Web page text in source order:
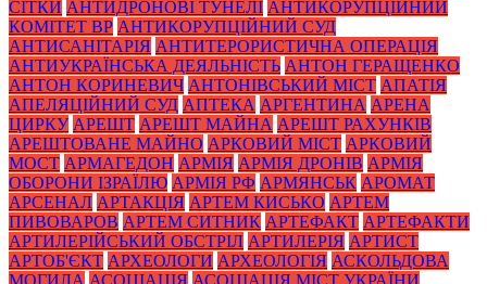
СІТКИ АНТИДРОНОВІ ТУНЕЛІ АНТИКОРУПЦІЙНИЙ
КОМІТЕТ ВР АНТИКОРУПЦІЙНИЙ СУД
АНТИСАНІТАРІЯ АНТИТЕРОРИСТИЧНА ОПЕРАЦІЯ
АНТИУКРАЇНСЬКА ДЕЯЛЬНІСТЬ АНТОН ГЕРАЩЕНКО
АНТОН КОРИНЕВИЧ АНТОНІВСЬКИЙ МІСТ АПАТІЯ
АПЕЛЯЦІЙНИЙ СУД АПТЕКА АРГЕНТИНА АРЕНА
ЦИРКУ АРЕШТ АРЕШТ МАЙНА АРЕШТ РАХУНКІВ
АРЕШТОВАНЕ МАЙНО АРКОВИЙ МІСТ АРКОВИЙ
МОСТ АРМАГЕДОН АРМІЯ АРМІЯ ДРОНІВ АРМІЯ
ОБОРОНИ ІЗРАЇЛЮ АРМІЯ РФ АРМЯНСЬК АРОМАТ
АРСЕНАЛ АРТАКЦІЯ АРТЕМ КИСЬКО АРТЕМ
ПИВОВАРОВ АРТЕМ СИТНИК АРТЕФАКТ АРТЕФАКТИ
АРТИЛЕРІЙСЬКИЙ ОБСТРІЛ АРТИЛЕРІЯ АРТИСТ
АРТОБ'ЄКТ АРХЕОЛОГИ АРХЕОЛОГІЯ АСКОЛЬДОВА
МОГИЛА АСОЦІАЦІЯ АСОЦІАЦІЯ МІСТ УКРАЇНИ